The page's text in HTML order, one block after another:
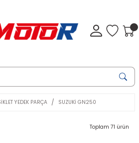
YEDEK PARÇA SUZUKİ GN250
Toplam 71 ürün